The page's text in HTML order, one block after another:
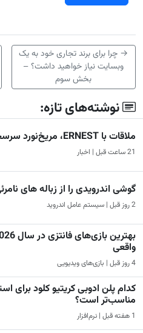
→ چرا برای برند تجاری خود به یک
وبسایت نیاز خواهید داشت؟ –
بخش سوم
نوشته‌های تازه:
ملاقات با ERNEST، مریخ‌نورد سرسخت نسل آینده ناسا
21 ساعت قبل | اخبار
گوشی اندرویدی را از زباله های
2 روز قبل | سیستم عامل اندروید
واقعی
4 روز قبل | بازی‌های ویدیویی
کدام پلن ادوبی کریتیو کلود برای
مناسب‌تر است؟
1 هفته قبل | نرم‌افزار